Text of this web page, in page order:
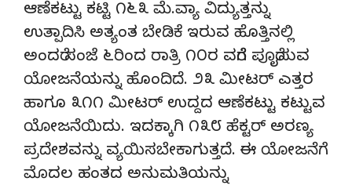
ಆಣೆಕಟ್ಟು ಕಟ್ಟಿ ೧೬೩ ಮೆ.ವ್ಯಾ ವಿದ್ಯುತ್ತನ್ನು
ಉತ್ಪಾದಿಸಿ ಅತ್ಯಂತ ಬೇಡಿಕೆ ಇರುವ ಹೊತ್ತಿನಲ್ಲಿ
ಅಂದರೆ ಸಂಜೆ ೬ರಿಂದ ರಾತ್ರಿ ೧೦ರ ವರೆಗೆ ಪೂರೈಸುವ
ಯೋಜನೆಯನ್ನು ಹೊಂದಿದೆ. ೨೩ ಮೀಟರ್ ಎತ್ತರ
ಹಾಗೂ ೩೧೧ ಮೀಟರ್ ಉದ್ದದ ಆಣೆಕಟ್ಟು ಕಟ್ಟುವ
ಯೋಜನೆಯಿದು. ಇದಕ್ಕಾಗಿ ೧೩೮ ಹೆಕ್ಟರ್ ಅರಣ್ಯ
ಪ್ರದೇಶವನ್ನು ವ್ಯಯಿಸಬೇಕಾಗುತ್ತದೆ. ಈ ಯೋಜನೆಗೆ
ಮೊದಲ ಹಂತದ ಅನುಮತಿಯನ್ನು